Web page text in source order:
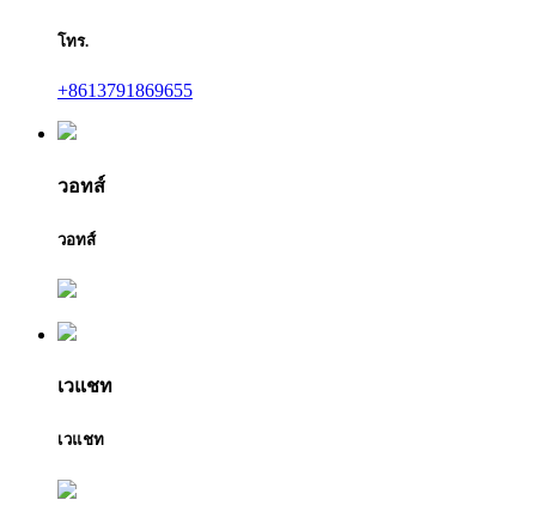
โทร.
+8613791869655
วอทส์
วอทส์
เวแชท
เวแชท